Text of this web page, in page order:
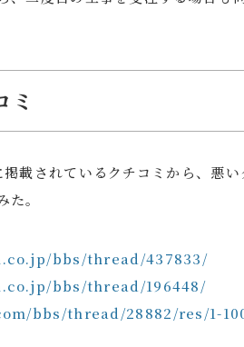
ミ
載されているクチコミから、悪い
。
bbs/thread/437833/
bbs/thread/196448/
bbs/thread/28882/res/1-